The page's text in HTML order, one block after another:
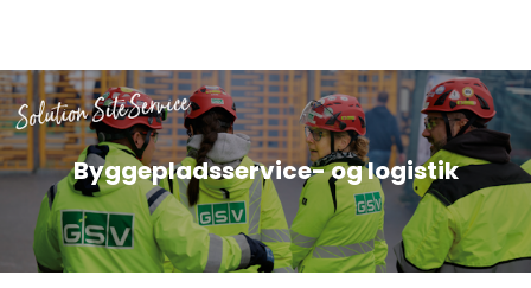
Byggepladsservice- og logistik